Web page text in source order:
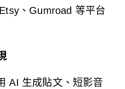
、Gumroad 等平台
AI 生成貼文、短影音